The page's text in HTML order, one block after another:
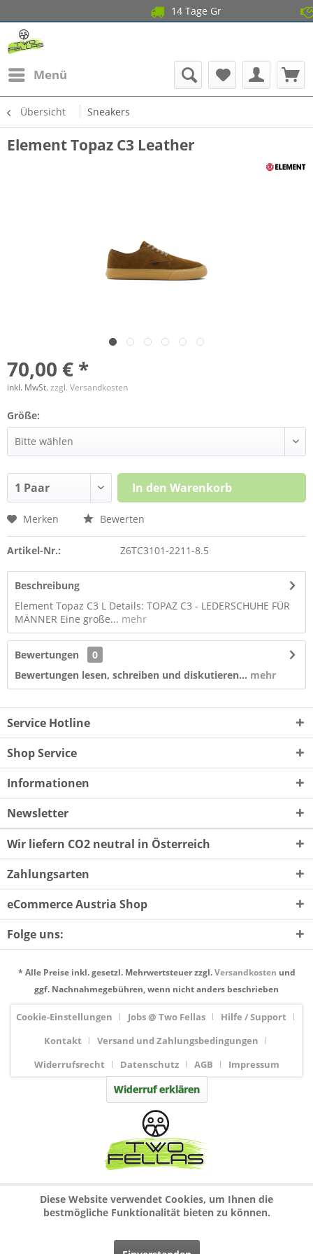
14 Tage Gratis
Menü
Übersicht Sneakers
Element Topaz C3 Leather
70,00 € *
inkl. MwSt.zzgl. Versandkosten
Größe:
In den Warenkorb
Merken Bewerten
Artikel-Nr.: Z6TC3101-2211-8.5
Beschreibung
Element Topaz C3 L Details: TOPAZ C3 - LEDERSCHUHE FÜR
MÄNNER Eine große... mehr
Bewertungen
0
Bewertungen lesen, schreiben und diskutieren... mehr
Service Hotline
Shop Service
Informationen
Newsletter
Wir liefern CO2 neutral in Österreich
Zahlungsarten
eCommerce Austria Shop
Folge uns:
* Alle Preise inkl. gesetzl. Mehrwertsteuer zzgl.Versandkosten und
ggf. Nachnahmegebühren, wenn nicht anders beschrieben
Cookie-Einstellungen Jobs @ Two Fellas
Hilfe / Support
Kontakt
Versand und Zahlungsbedingungen
Widerrufsrecht
Datenschutz AGB Impressum
Widerruf erklären
Diese Website verwendet Cookies, um Ihnen die
bestmögliche Funktionalität bieten zu können.